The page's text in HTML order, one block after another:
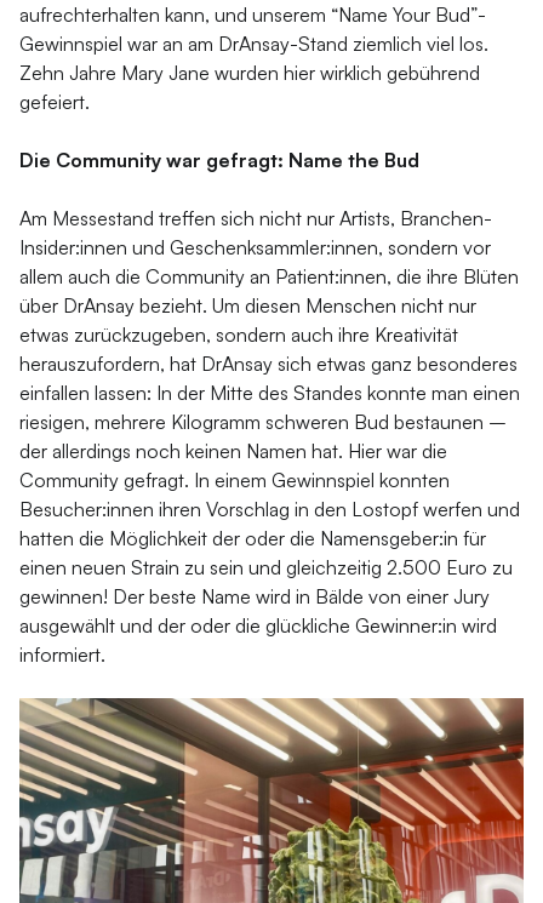
aufrechterhalten kann, und unserem “Name Your Bud”-
Gewinnspiel war an am DrAnsay-Stand ziemlich viel los.
Zehn Jahre Mary Jane wurden hier wirklich gebührend
gefeiert.
Die Community war gefragt: Name the Bud
Am Messestand treffen sich nicht nur Artists, Branchen-
Insider:innen und Geschenksammler:innen, sondern vor
allem auch die Community an Patient:innen, die ihre Blüten
über DrAnsay bezieht. Um diesen Menschen nicht nur
etwas zurückzugeben, sondern auch ihre Kreativität
herauszufordern, hat DrAnsay sich etwas ganz besonderes
einfallen lassen: In der Mitte des Standes konnte man einen
riesigen, mehrere Kilogramm schweren Bud bestaunen –
der allerdings noch keinen Namen hat. Hier war die
Community gefragt. In einem Gewinnspiel konnten
Besucher:innen ihren Vorschlag in den Lostopf werfen und
hatten die Möglichkeit der oder die Namensgeber:in für
einen neuen Strain zu sein und gleichzeitig 2.500 Euro zu
gewinnen! Der beste Name wird in Bälde von einer Jury
ausgewählt und der oder die glückliche Gewinner:in wird
informiert.